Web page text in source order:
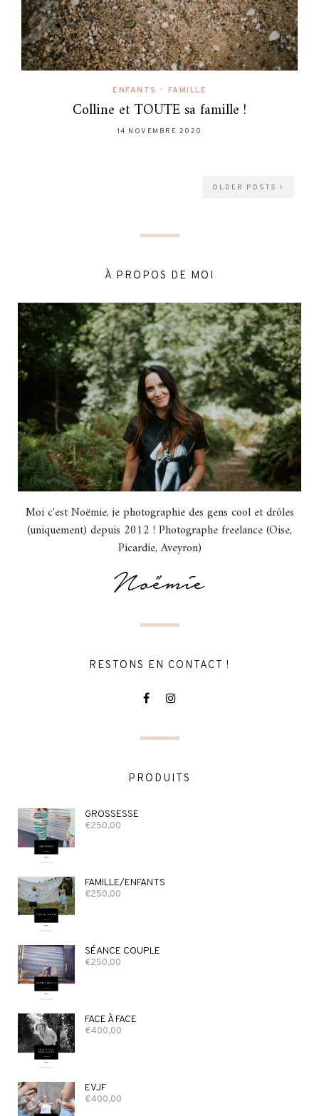
ENFANTS • FAMILLE
Colline et TOUTE sa famille !
14 NOVEMBRE 2020
OLDER POSTS
À PROPOS DE MOI
Moi c'est Noëmie, je photographie des gens cool et drôles
(uniquement) depuis 2012 ! Photographe freelance (Oise,
Picardie, Aveyron)
RESTONS EN CONTACT !
PRODUITS
GROSSESSE
€250,00
FAMILLE/ENFANTS
€250,00
SÉANCE COUPLE
€250,00
FACE À FACE
€400,00
EVJF
€400,00